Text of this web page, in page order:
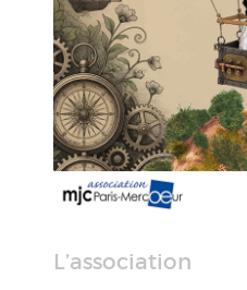
L’association